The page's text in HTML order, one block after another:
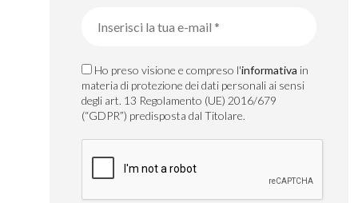
Ho preso visione e compreso l'informativa in
materia di protezione dei dati personali ai sensi
degli art. 13 Regolamento (UE) 2016/679
(“GDPR”) predisposta dal Titolare.